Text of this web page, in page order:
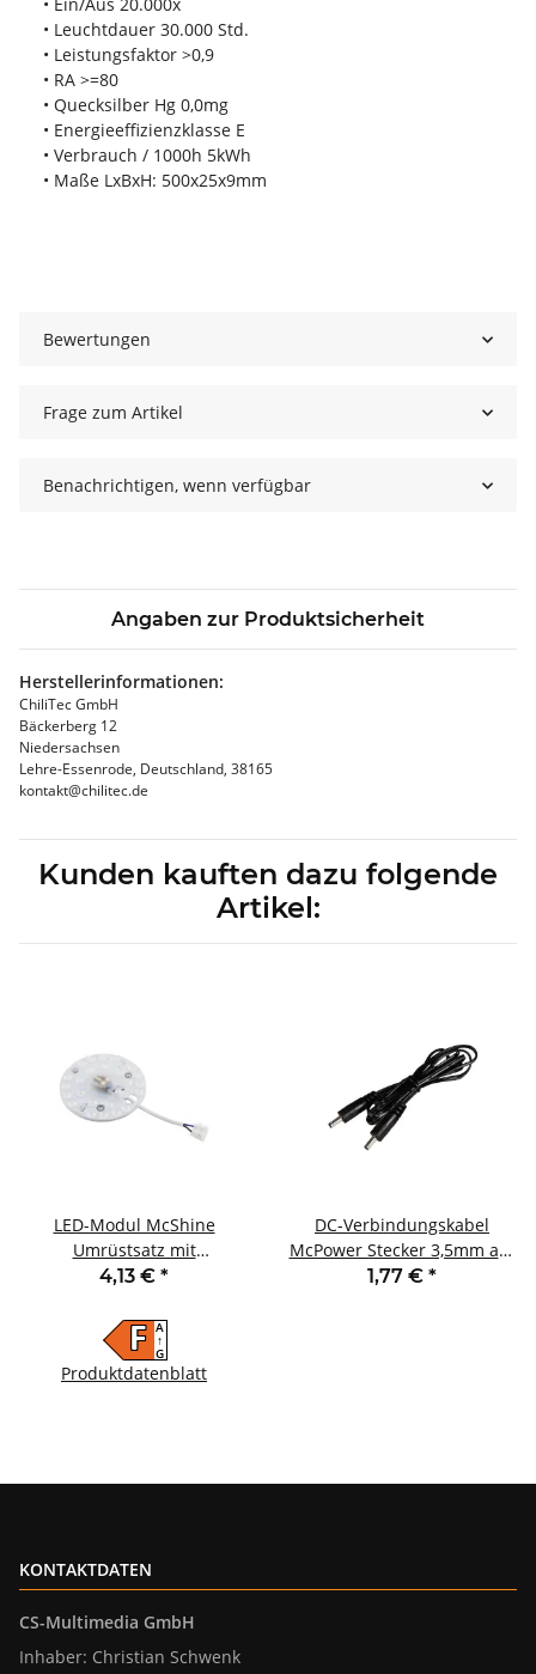
• Leuchtdauer 30.000 Std.
• Leistungsfaktor >0,9
• RA >=80
• Quecksilber Hg 0,0mg
• Energieeffizienzklasse E
• Verbrauch / 1000h 5kWh
• Maße LxBxH: 500x25x9mm
Bewertungen
Frage zum Artikel
Benachrichtigen, wenn verfügbar
Angaben zur Produktsicherheit
Herstellerinformationen:
ChiliTec GmbH
Bäckerberg 12
Niedersachsen
Lehre-Essenrode, Deutschland, 38165
kontakt@chilitec.de
Kunden kauften dazu folgende
Artikel:
LED-Modul McShine
Umrüstsatz mit
Magnethalterung Ø12,5cm
4,13 € *
F A
↑
G
Produktdatenblatt
DC-Verbindungskabel
McPower Stecker 3,5mm auf
3,5mm Stecker 1 Meter
1,77 € *
KONTAKTDATEN
CS-Multimedia GmbH
Inhaber: Christian Schwenk